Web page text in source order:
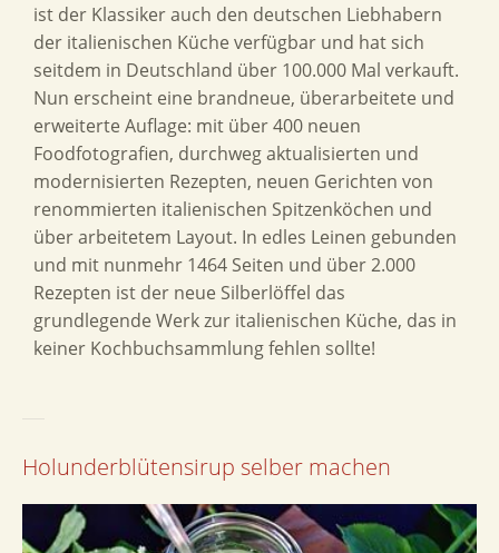
ist der Klassiker auch den deutschen Liebhabern
der italienischen Küche verfügbar und hat sich
seitdem in Deutschland über 100.000 Mal verkauft.
Nun erscheint eine brandneue, überarbeitete und
erweiterte Auflage: mit über 400 neuen
Foodfotografien, durchweg aktualisierten und
modernisierten Rezepten, neuen Gerichten von
renommierten italienischen Spitzenköchen und
über arbeitetem Layout. In edles Leinen gebunden
und mit nunmehr 1464 Seiten und über 2.000
Rezepten ist der neue Silberlöffel das
grundlegende Werk zur italienischen Küche, das in
keiner Kochbuchsammlung fehlen sollte!
Holunderblütensirup selber machen